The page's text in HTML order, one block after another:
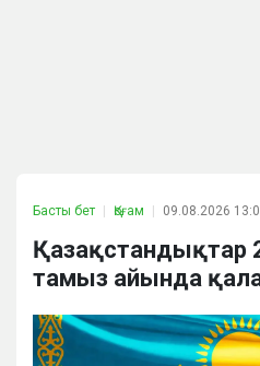
Басты бет Қоғам 09.08.2026
Қазақстандықтар
тамыз айында